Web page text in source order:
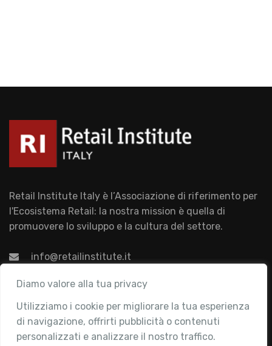
Diamo valore alla tua privacy
Utilizziamo i cookie per migliorare la tua esperienza
di navigazione, offrirti pubblicità o contenuti
personalizzati e analizzare il nostro traffico.
Retail Institute Italy è l’Associazione di riferimento per
l'Ecosistema Retail: la nostra mission è quella di
promuovere lo sviluppo e la cultura del settore.
info@retailinstitute.it
Associazione
Chi siamo
Attività